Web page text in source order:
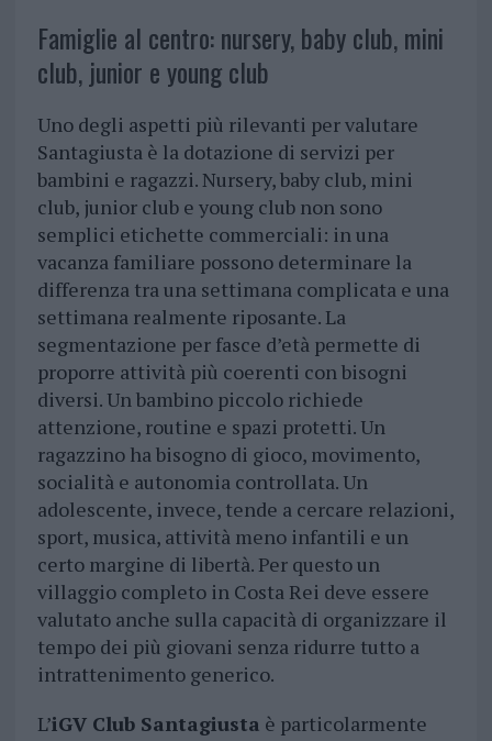
Famiglie al centro: nursery, baby club, mini
club, junior e young club
Uno degli aspetti più rilevanti per valutare
Santagiusta è la dotazione di servizi per
bambini e ragazzi. Nursery, baby club, mini
club, junior club e young club non sono
semplici etichette commerciali: in una
vacanza familiare possono determinare la
differenza tra una settimana complicata e una
settimana realmente riposante. La
segmentazione per fasce d’età permette di
proporre attività più coerenti con bisogni
diversi. Un bambino piccolo richiede
attenzione, routine e spazi protetti. Un
ragazzino ha bisogno di gioco, movimento,
socialità e autonomia controllata. Un
adolescente, invece, tende a cercare relazioni,
sport, musica, attività meno infantili e un
certo margine di libertà. Per questo un
villaggio completo in Costa Rei deve essere
valutato anche sulla capacità di organizzare il
tempo dei più giovani senza ridurre tutto a
intrattenimento generico.
L’iGV Club Santagiusta è particolarmente